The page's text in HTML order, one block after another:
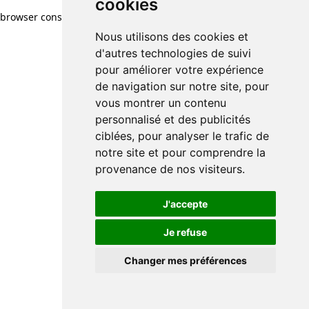
cookies
Nous utilisons des cookies et
d'autres technologies de suivi
pour améliorer votre expérience
de navigation sur notre site, pour
vous montrer un contenu
personnalisé et des publicités
ciblées, pour analyser le trafic de
notre site et pour comprendre la
provenance de nos visiteurs.
J'accepte
Je refuse
Changer mes préférences
browser console for more information)